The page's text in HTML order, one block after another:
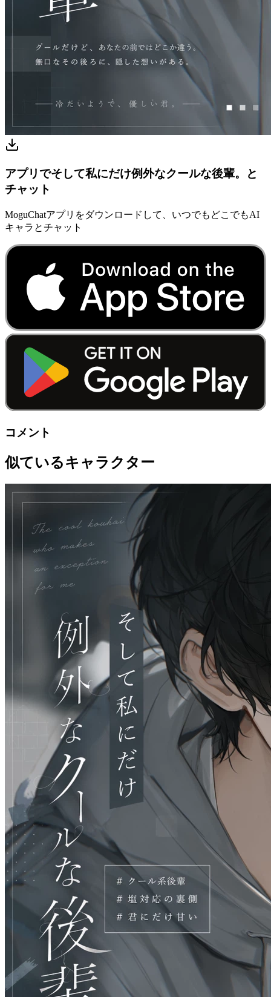
アプリでそして私にだけ例外なクールな後輩。と
チャット
MoguChatアプリをダウンロードして、いつでもどこでもAI
キャラとチャット
コメント
似ているキャラクター